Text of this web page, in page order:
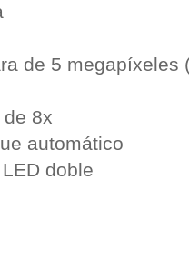
de 5 megapíxeles
8x
automático
doble